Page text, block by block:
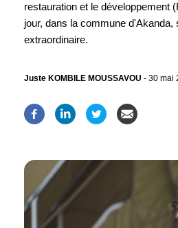
restauration et le développement
jour, dans la commune d'Akanda,
extraordinaire.
Juste KOMBILE MOUSSAVOU - 30 mai